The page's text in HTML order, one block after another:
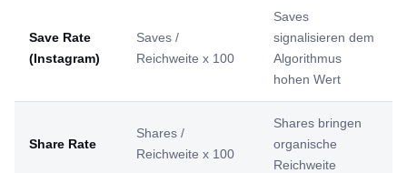
Save Rate
(Instagram)
Saves /
Reichweite x 100
Saves
signalisieren dem
Algorithmus
hohen Wert
Share Rate
Shares /
Reichweite x 100
Shares bringen
organische
Reichweite